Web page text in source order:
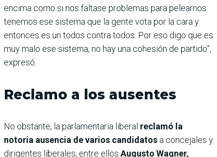
encima como si nos faltase problemas para pelearnos
tenemos ese sistema que la gente vota por la cara y
entonces es un todos contra todos. Por eso digo que es
muy malo ese sistema, no hay una cohesión de partido”,
expresó.
Reclamo a los ausentes
No obstante, la parlamentaria liberal reclamó la
notoria ausencia de varios candidatos a concejales y
dirigentes liberales, entre ellos Augusto Wagner,